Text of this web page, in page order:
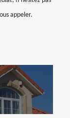
appeler.